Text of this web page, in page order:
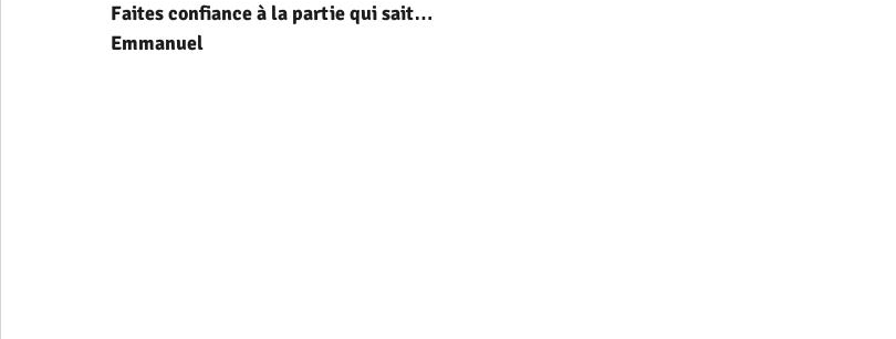
Faites confiance à la partie qui sait…
Emmanuel